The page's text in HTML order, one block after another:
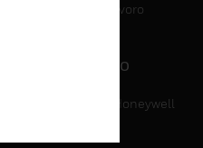
Ricerca Lavoro
CONTATTO
Contatta Honeywell